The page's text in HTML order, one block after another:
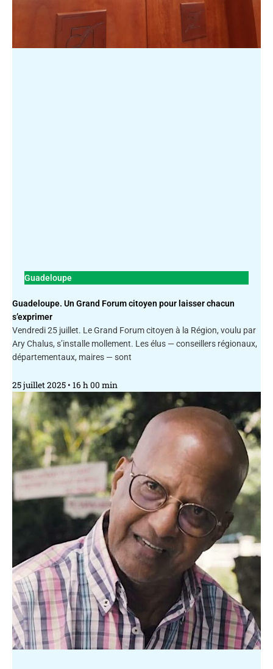
Guadeloupe
Guadeloupe. Un Grand Forum citoyen pour laisser chacun
s’exprimer
Vendredi 25 juillet. Le Grand Forum citoyen à la Région, voulu par
Ary Chalus, s’installe mollement. Les élus — conseillers régionaux,
départementaux, maires — sont
25 juillet 2025 16 h 00 min